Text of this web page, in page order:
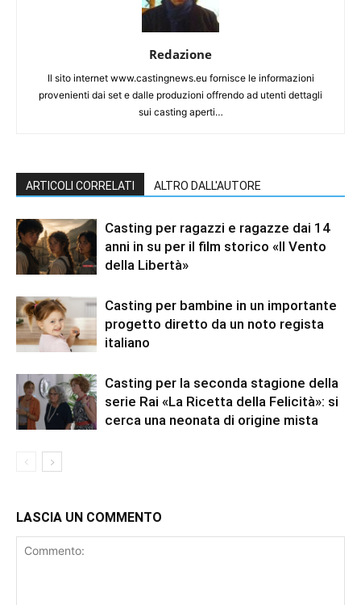
Redazione
Il sito internet www.castingnews.eu fornisce le informazioni
provenienti dai set e dalle produzioni offrendo ad utenti dettagli
sui casting aperti…
ARTICOLI CORRELATI ALTRO DALL'AUTORE
Casting per ragazzi e ragazze dai 14
anni in su per il film storico «Il Vento
della Libertà»
Casting per bambine in un importante
progetto diretto da un noto regista
italiano
Casting per la seconda stagione della
serie Rai «La Ricetta della Felicità»: si
cerca una neonata di origine mista
LASCIA UN COMMENTO